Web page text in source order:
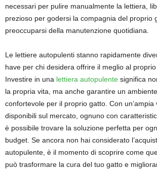
necessari per pulire manualmente la lettiera,
prezioso per godersi la compagnia del proprio
preoccuparsi della manutenzione quotidiana.
Le lettiere autopulenti stanno rapidamente
have per chi desidera offrire il meglio al proprio
Investire in una lettiera autopulente significa
la propria vita, ma anche garantire un
confortevole per il proprio gatto. Con un’ampia
disponibili sul mercato, ognuno con
è possibile trovare la soluzione perfetta per
budget. Se ancora non hai considerato
autopulente, è il momento di scoprire come
può trasformare la cura del tuo gatto e